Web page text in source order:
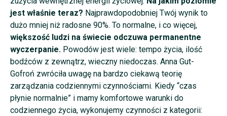
jest właśnie teraz? Najprawdopodobniej Twój wynik to
dużo mniej niż radosne 90%. To normalne, i co więcej,
większość ludzi na świecie odczuwa permanentne
wyczerpanie. Powodów jest wiele: tempo życia, ilość
bodźców z zewnątrz, wieczny niedoczas. Anna Gut-
Gofroń zwróciła uwagę na bardzo ciekawą teorię
zarządzania codziennymi czynnościami. Kiedy “czas
płynie normalnie” i mamy komfortowe warunki do
codziennego życia, wykonujemy czynności z kategorii: